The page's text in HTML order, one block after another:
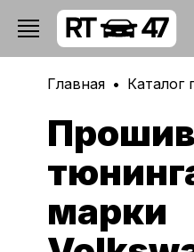
Главная Каталог
марки